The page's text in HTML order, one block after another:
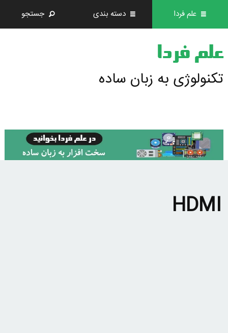
علم فردا دسته بندی جستجو
علم فردا
تکنولوژی به زبان ساده
HDMI